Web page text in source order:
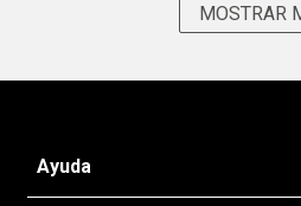
MOSTRAR
Ayuda